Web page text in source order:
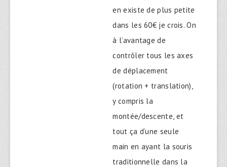
en existe de plus petite
dans les 60€ je crois. On
à l’avantage de
contrôler tous les axes
de déplacement
(rotation + translation),
y compris la
montée/descente, et
tout ça d’une seule
main en ayant la souris
traditionnelle dans la